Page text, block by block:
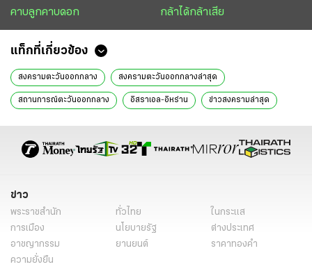
คาบลูกคาบดอก กล้าได้กล้าเสีย
แท็กที่เกี่ยวข้อง
สงครามตะวันออกกลาง สงครามตะวันออกกลางล่าสุด
สถานการณ์ตะวันออกกลาง อิสราเอล-อิหร่าน ข่าวสงครามล่าสุด
สหรัฐ-อิสราเอล-อิหร่าน โดนัลด์ ทรัมป์ ข่าวด่วน ข่าววันนี้
หมัดเหล็ก
ข่าวไทยรัฐ คอลัมน์หนังสือพิมพ์ไทยรัฐ
ข่าว
พระราชสำนัก ทั่วไทย
ในกระแส
การเมือง
นโยบายรัฐ
ต่างประเทศ
อาชญากรรม
ยานยนต์
ราคาทองคำ
ความยั่งยืน